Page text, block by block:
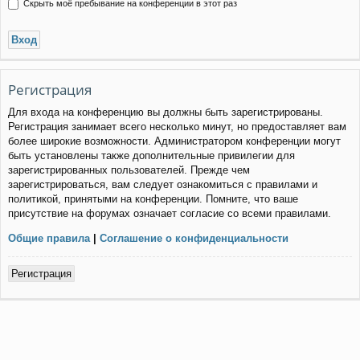
Скрыть моё пребывание на конференции в этот раз
Регистрация
Для входа на конференцию вы должны быть зарегистрированы.
Регистрация занимает всего несколько минут, но предоставляет вам
более широкие возможности. Администратором конференции могут
быть установлены также дополнительные привилегии для
зарегистрированных пользователей. Прежде чем
зарегистрироваться, вам следует ознакомиться с правилами и
политикой, принятыми на конференции. Помните, что ваше
присутствие на форумах означает согласие со всеми правилами.
Общие правила| Соглашение о конфиденциальности
Регистрация